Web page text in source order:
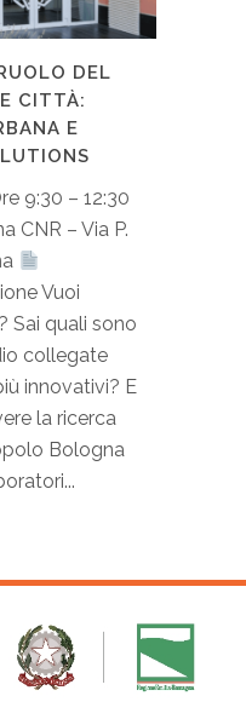
DEL
CITTÀ:
E
9:30 – 12:30
CNR – Via P.
Vuoi
Sai quali sono
collegate
innovativi? E
la ricerca
Bologna